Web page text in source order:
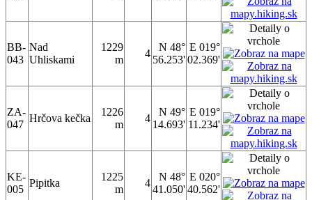
BB-
043
Nad
Uhliskami
1229
m
4
N 48°
56.253'
E 019°
02.369'
ZA-
047
Hrčova kečka
1226
m
4
N 49°
14.693'
E 019°
11.234'
KE-
005
Pipitka
1225
m
4
N 48°
41.050'
E 020°
40.562'